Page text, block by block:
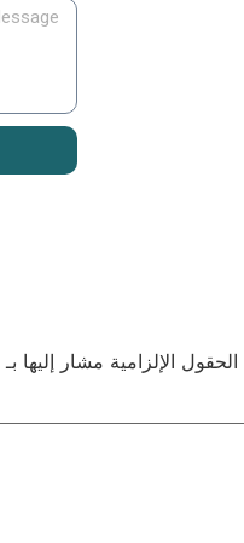
الحقول الإلزامية مشار إليها بـ